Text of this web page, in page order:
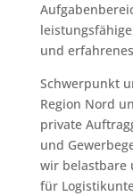
und
Schwerpunkt
Region Nord
private
und
wir belastbare
für